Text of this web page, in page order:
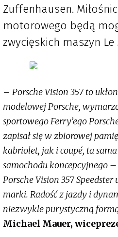
Zuffenhausen.
motorowego będą
zwycięskich maszyn Le
– Porsche Vision 357 to
modelowej Porsche,
sportowego Ferry’ego
zapisał się w zbiorowej
kabriolet, jak i coupé, ta
samochodu koncepcyjnego
Porsche Vision 357
marki. Radość z jazdy i
niezwykle purystyczną
Michael Mauer,